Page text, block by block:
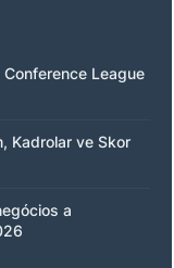
League
Kadrolar ve Skor
a